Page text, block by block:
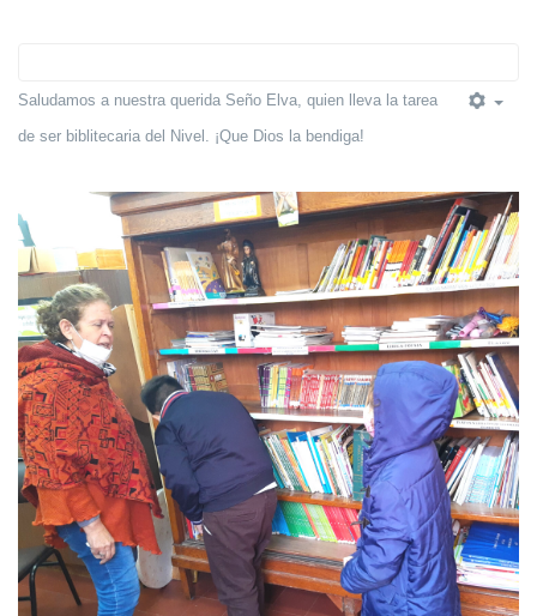
Saludamos a nuestra querida Seño Elva, quien lleva la tarea
de ser biblitecaria del Nivel. ¡Que Dios la bendiga!